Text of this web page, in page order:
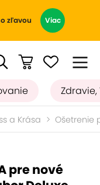
zľavou Viac
Zdravie,
a Krása Ošetrenie
pre nové